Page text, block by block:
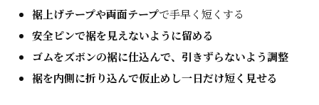
裾上げテープや両面テープで手早く短くする
安全ピンで裾を見えないように留める
ゴムをズボンの裾に仕込んで、引きずらないよう調整
裾を内側に折り込んで仮止めし一日だけ短く見せる